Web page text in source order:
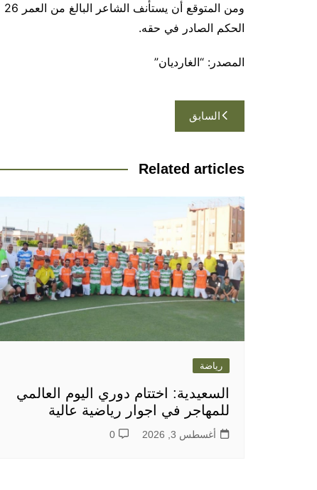
الحكم الصادر في حقه.
المصدر: “الغارديان”
تصفّح
المقالات
السابق
Related articles
رياضة
السعيدية: اختتام دوري اليوم العالمي
للمهاجر في اجوار رياضية عالية
أغسطس 3, 2026 0